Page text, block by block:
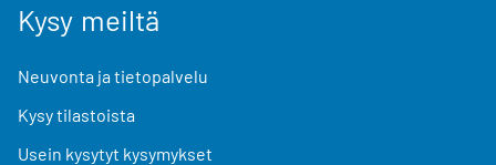
Kysy meiltä
Neuvonta ja tietopalvelu
Kysy tilastoista
Usein kysytyt kysymykset